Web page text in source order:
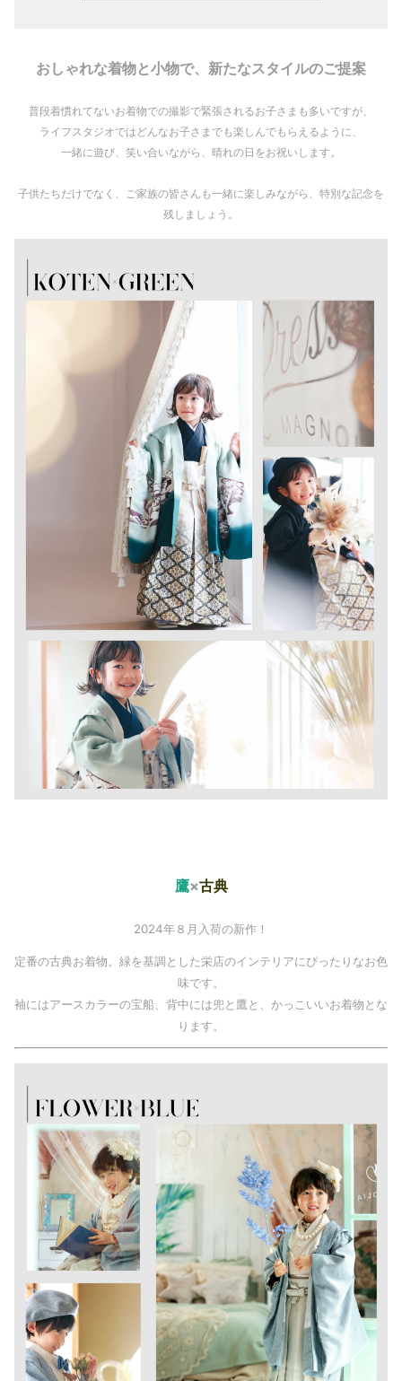
おしゃれな着物と小物で、新たなスタイルのご提案
普段着慣れてないお着物での撮影で緊張されるお子さまも多いですが、
ライフスタジオではどんなお子さまでも楽しんでもらえるように、
一緒に遊び、笑い合いながら、晴れの日をお祝いします。
子供たちだけでなく、ご家族の皆さんも一緒に楽しみながら、特別な記念を
残しましょう。
鷹×古典
2024年８月入荷の新作！
定番の古典お着物。緑を基調とした栄店のインテリアにぴったりなお色
味です。
袖にはアースカラーの宝船、背中には兜と鷹と、かっこいいお着物とな
ります。